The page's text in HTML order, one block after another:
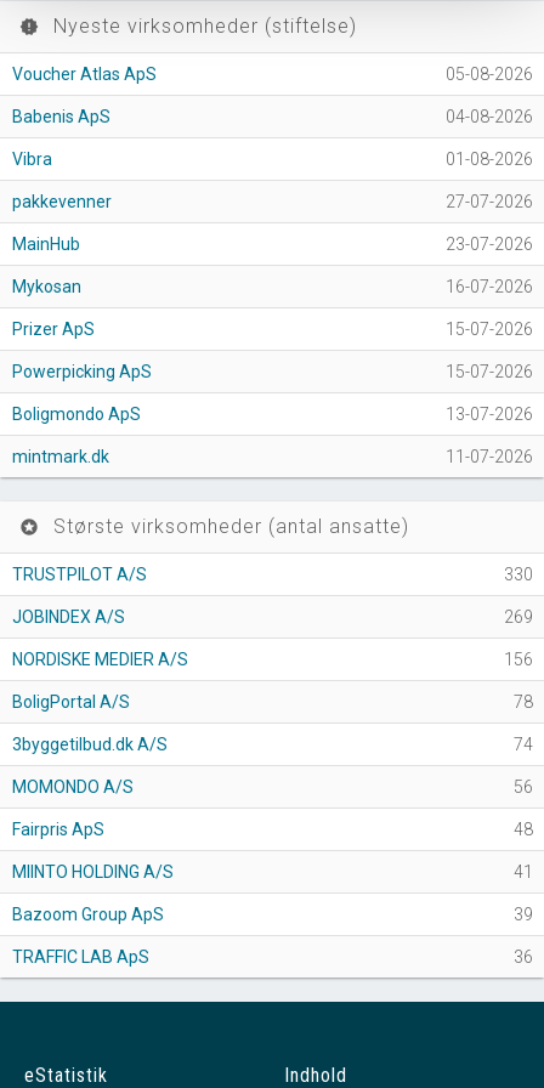
new_releases Nyeste virksomheder (stiftelse)
Voucher Atlas ApS 05-08-2026
Babenis ApS 04-08-2026
Vibra 01-08-2026
pakkevenner 27-07-2026
MainHub 23-07-2026
Mykosan 16-07-2026
Prizer ApS 15-07-2026
Powerpicking ApS 15-07-2026
Boligmondo ApS 13-07-2026
mintmark.dk 11-07-2026
stars Største virksomheder (antal ansatte)
TRUSTPILOT A/S 330
JOBINDEX A/S 269
NORDISKE MEDIER A/S 156
BoligPortal A/S 78
3byggetilbud.dk A/S 74
MOMONDO A/S 56
Fairpris ApS 48
MIINTO HOLDING A/S 41
Bazoom Group ApS 39
TRAFFIC LAB ApS 36
eStatistik Indhold